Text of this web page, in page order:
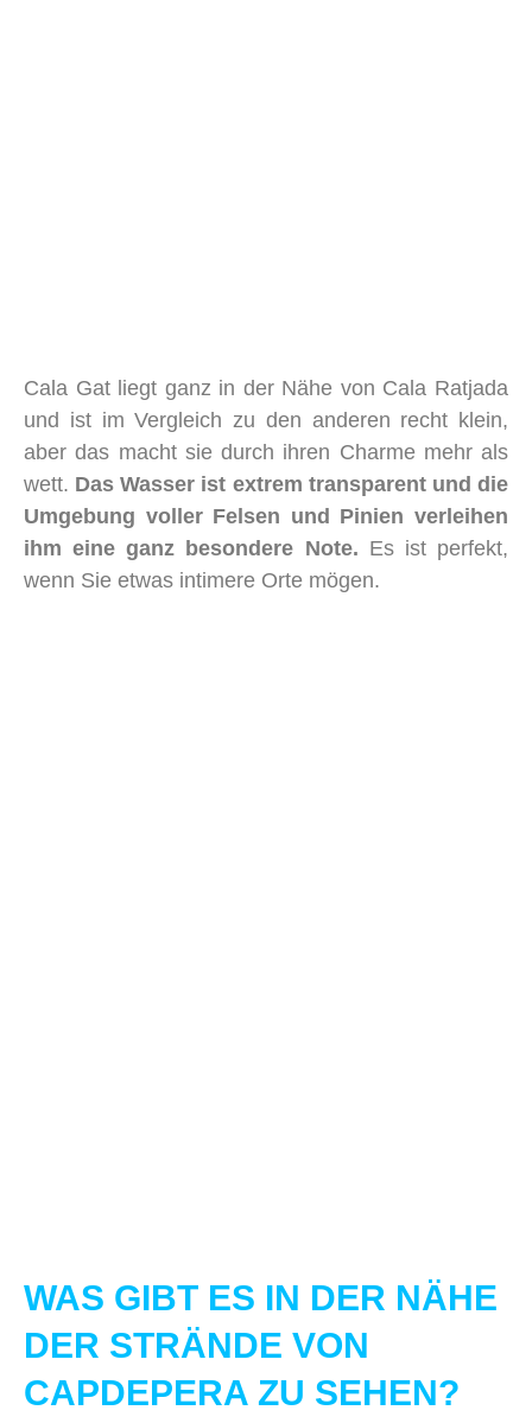
Cala Gat liegt ganz in der Nähe von Cala Ratjada
und ist im Vergleich zu den anderen recht klein,
aber das macht sie durch ihren Charme mehr als
wett. Das Wasser ist extrem transparent und die
Umgebung voller Felsen und Pinien verleihen
ihm eine ganz besondere Note. Es ist perfekt,
wenn Sie etwas intimere Orte mögen.
WAS GIBT ES IN DER NÄHE
DER STRÄNDE VON
CAPDEPERA ZU SEHEN?